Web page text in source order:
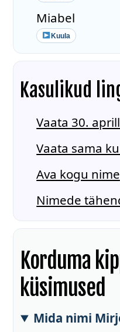
Miabel
Kuula
Kasulikud
Vaata 30.
Vaata sama
Ava kogu
Nimede
Korduma
küsimused
Mida nimi